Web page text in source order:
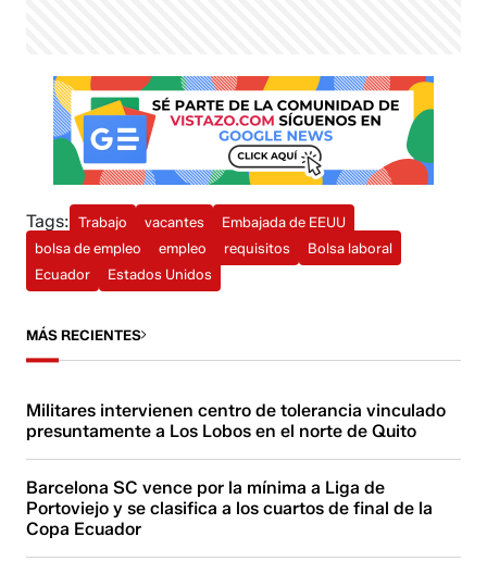
Tags: Trabajo vacantes
Embajada de EEUU
bolsa de empleo
empleo requisitos
Bolsa laboral
Ecuador
Estados Unidos
MÁS RECIENTES
Militares intervienen centro de tolerancia vinculado
presuntamente a Los Lobos en el norte de Quito
Barcelona SC vence por la mínima a Liga de
Portoviejo y se clasifica a los cuartos de final de la
Copa Ecuador